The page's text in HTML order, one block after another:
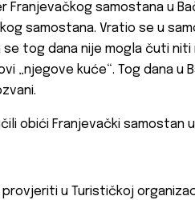
Franjevačkog samostana u
samostana. Vratio se u
se tog dana nije mogla čuti niti
„njegove kuće“. Tog dana u
obići Franjevački samostan u
u Turističkoj